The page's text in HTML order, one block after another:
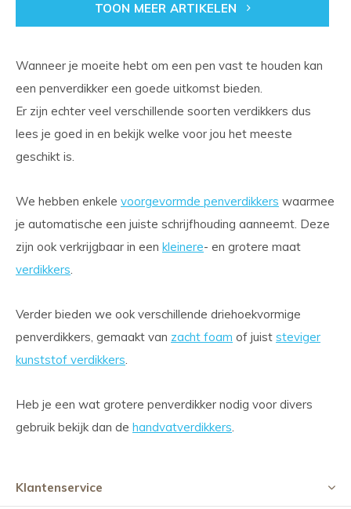
TOON MEER ARTIKELEN
Wanneer je moeite hebt om een pen vast te houden kan
een penverdikker een goede uitkomst bieden.
Er zijn echter veel verschillende soorten verdikkers dus
lees je goed in en bekijk welke voor jou het meeste
geschikt is.
We hebben enkele voorgevormde penverdikkers waarmee
je automatische een juiste schrijfhouding aanneemt. Deze
zijn ook verkrijgbaar in een kleinere- en grotere maat
verdikkers.
Verder bieden we ook verschillende driehoekvormige
penverdikkers, gemaakt van zacht foam of juist steviger
kunststof verdikkers.
Heb je een wat grotere penverdikker nodig voor divers
gebruik bekijk dan de handvatverdikkers.
Klantenservice